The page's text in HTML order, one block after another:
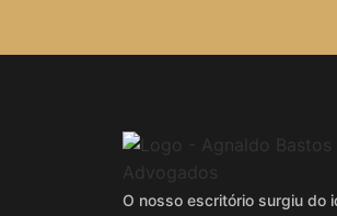
O nosso escritório surgiu do